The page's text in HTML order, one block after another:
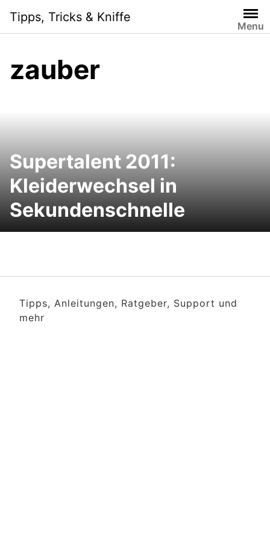
content
Tipps, Tricks & Kniffe
Menu
zauber
Supertalent 2011:
Kleiderwechsel in
Sekundenschnelle
Tipps, Anleitungen, Ratgeber, Support und
mehr